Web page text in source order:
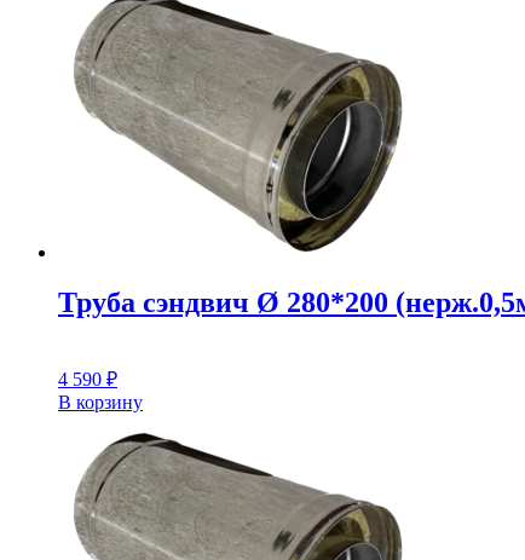
Труба сэндвич Ø 280*200
4 590 ₽
В корзину